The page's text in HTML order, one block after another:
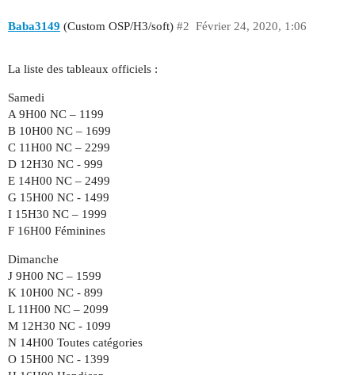
Baba3149 (Custom OSP/H3/soft) Février 24, 2020, 1:06
#2
La liste des tableaux officiels :
Samedi
A 9H00 NC – 1199
B 10H00 NC – 1699
C 11H00 NC – 2299
D 12H30 NC - 999
E 14H00 NC – 2499
G 15H00 NC - 1499
I 15H30 NC – 1999
F 16H00 Féminines
Dimanche
J 9H00 NC – 1599
K 10H00 NC - 899
L 11H00 NC – 2099
M 12H30 NC - 1099
N 14H00 Toutes catégories
O 15H00 NC - 1399